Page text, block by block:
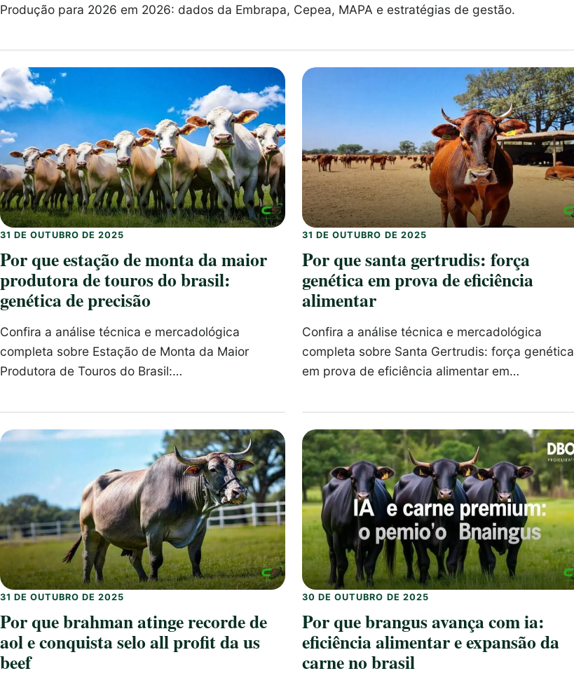
Produção para 2026 em 2026: dados da Embrapa, Cepea, MAPA e estratégias de gestão.
31 DE OUTUBRO DE 2025
Por que estação de monta da maior
produtora de touros do brasil:
genética de precisão
Confira a análise técnica e mercadológica
completa sobre Estação de Monta da Maior
Produtora de Touros do Brasil:…
31 DE OUTUBRO DE 2025
Por que santa gertrudis: força
genética em prova de eficiência
alimentar
Confira a análise técnica e mercadológica
completa sobre Santa Gertrudis: força genética
em prova de eficiência alimentar em…
31 DE OUTUBRO DE 2025
Por que brahman atinge recorde de
aol e conquista selo all profit da us
beef
30 DE OUTUBRO DE 2025
Por que brangus avança com ia:
eficiência alimentar e expansão da
carne no brasil